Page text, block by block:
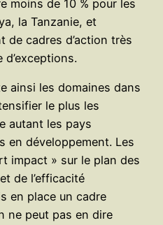
moins de 10 % pour les
la Tanzanie, et
de cadres d’action très
ainsi les domaines dans
le plus les
autant les pays
en développement. Les
impact » sur le plan des
de l’efficacité
en place un cadre
ne peut pas en dire